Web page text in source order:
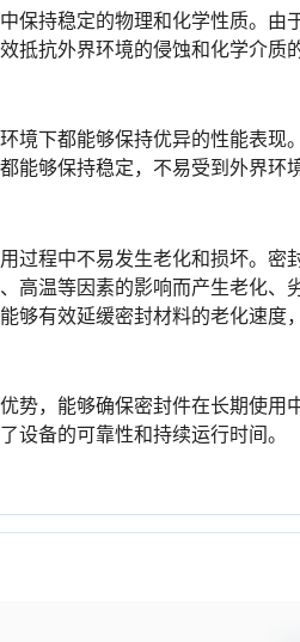
保持稳定的物理和化学性质。由
抵抗外界环境的侵蚀和化学介质
境下都能够保持优异的性能表现
能够保持稳定，不易受到外界环
过程中不易发生老化和损坏。密
温等因素的影响而产生老化、
够有效延缓密封材料的老化速度
势，能够确保密封件在长期使用
设备的可靠性和持续运行时间。